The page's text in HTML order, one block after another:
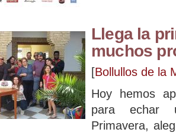
Llega la
muchos
[Bollullos de la
Hoy hemos
para echar
Primavera,